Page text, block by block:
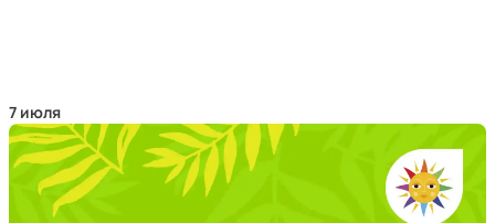
7 июля